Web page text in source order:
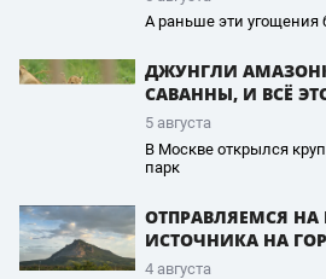
А раньше эти
ДЖУНГЛИ
САВАННЫ, И ВСЁ
5 августа
В Москве открылся
парк
ОТПРАВЛЯЕМСЯ НА
ИСТОЧНИКА НА
4 августа